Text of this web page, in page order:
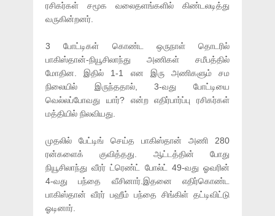
ரசிகர்கள் சமூக வலைதளங்களில் கிண்டலடித்து
வருகின்றனர்.
3 போட்டிகள் கொண்ட ஒருநாள் தொடரில்
பாகிஸ்தான்-நியூசிலாந்து அணிகள் சமீபத்தில்
மோதின. இதில் 1-1 என இரு அணிகளும் சம
நிலையில் இருந்ததால், 3-வது போட்டியை
வெல்லப்போவது யார்? என்ற எதிர்பார்ப்பு ரசிகர்கள்
மத்தியில் நிலவியது.
முதலில் பேட்டிங் செய்த பாகிஸ்தான் அணி 280
ரன்களைக் குவித்தது. ஆட்டத்தின் போது
நியூசிலாந்து வீரர் ட்ரெண்ட் போல்ட் 49-வது ஓவரின்
4-வது பந்தை வீசினார்.இதனை எதிர்கொண்ட
பாகிஸ்தான் வீரர் பஹீம் பந்தை சிங்கிள் தட்டிவிட்டு
ஓடினார்.